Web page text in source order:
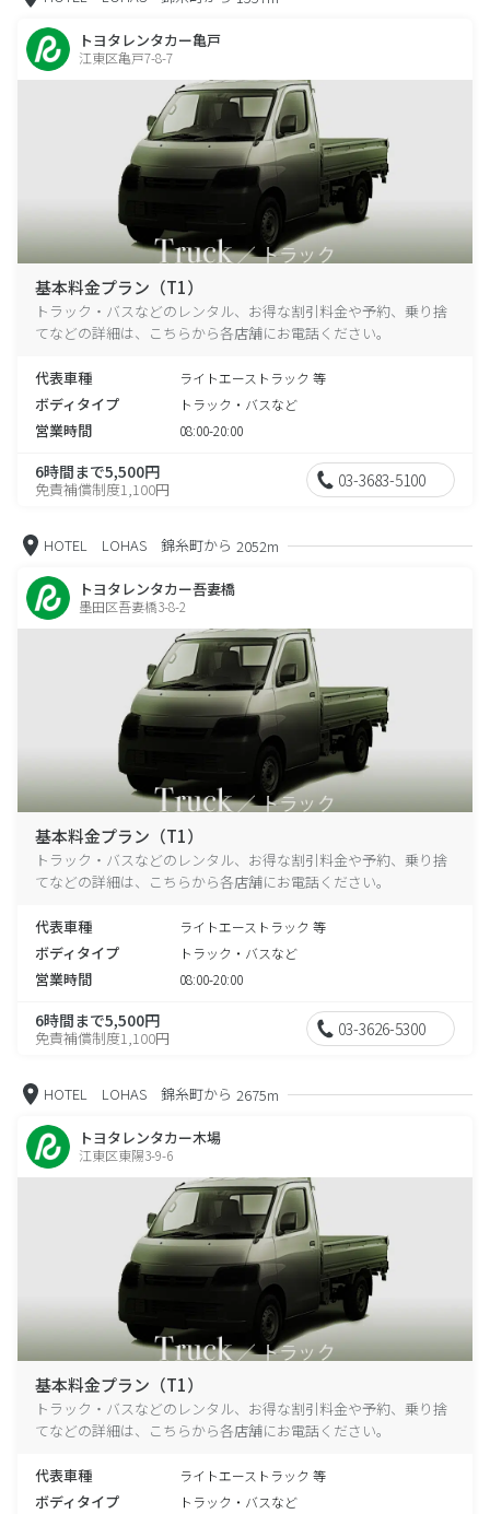
トヨタレンタカー亀戸
江東区亀戸7-8-7
基本料金プラン（T1）
トラック・バスなどのレンタル、お得な割引料金や予約、乗り捨
てなどの詳細は、こちらから各店舗にお電話ください。
代表車種 ライトエーストラック 等
ボディタイプ トラック・バスなど
営業時間 08:00-20:00
6時間まで5,500円
免責補償制度1,100円 03-3683-5100
HOTEL LOHAS 錦糸町から 2052m
トヨタレンタカー吾妻橋
墨田区吾妻橋3-8-2
基本料金プラン（T1）
トラック・バスなどのレンタル、お得な割引料金や予約、乗り捨
てなどの詳細は、こちらから各店舗にお電話ください。
代表車種 ライトエーストラック 等
ボディタイプ トラック・バスなど
営業時間 08:00-20:00
6時間まで5,500円
免責補償制度1,100円 03-3626-5300
HOTEL LOHAS 錦糸町から 2675m
トヨタレンタカー木場
江東区東陽3-9-6
基本料金プラン（T1）
トラック・バスなどのレンタル、お得な割引料金や予約、乗り捨
てなどの詳細は、こちらから各店舗にお電話ください。
代表車種 ライトエーストラック 等
ボディタイプ トラック・バスなど